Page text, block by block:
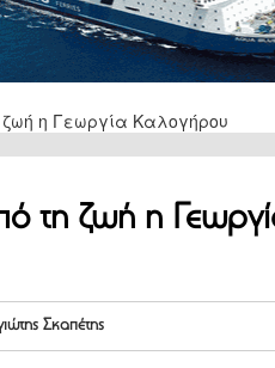
τη ζωή η
Σκαπέτης